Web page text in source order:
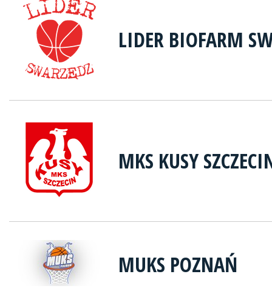
LIDER BIOFARM
MKS KUSY
MUKS POZNAŃ